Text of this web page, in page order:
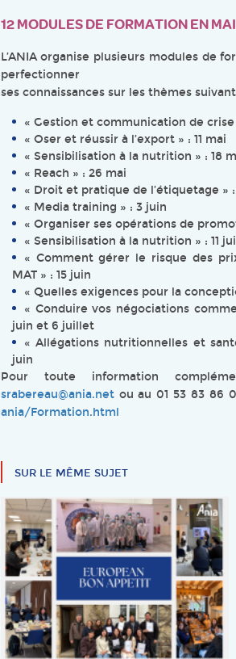
12 MODULES DE FORMATION EN
L’ANIA organise plusieurs modules de
perfectionner
ses connaissances sur les thèmes
« Gestion et communication de crise
« Oser et réussir à l’export » : 11 mai
« Sensibilisation à la nutrition » : 18
« Reach » : 26 mai
« Droit et pratique de l’étiquetage » :
« Media training » : 3 juin
« Organiser ses opérations de
« Sensibilisation à la nutrition » : 11
« Comment gérer le risque des
MAT » : 15 juin
« Quelles exigences pour la
« Conduire vos négociations
juin et 6 juillet
« Allégations nutritionnelles et
juin
Pour toute information
srabereau@ania.netou au 01 53 83 86
ania/Formation.html
SUR LE MÊME SUJET